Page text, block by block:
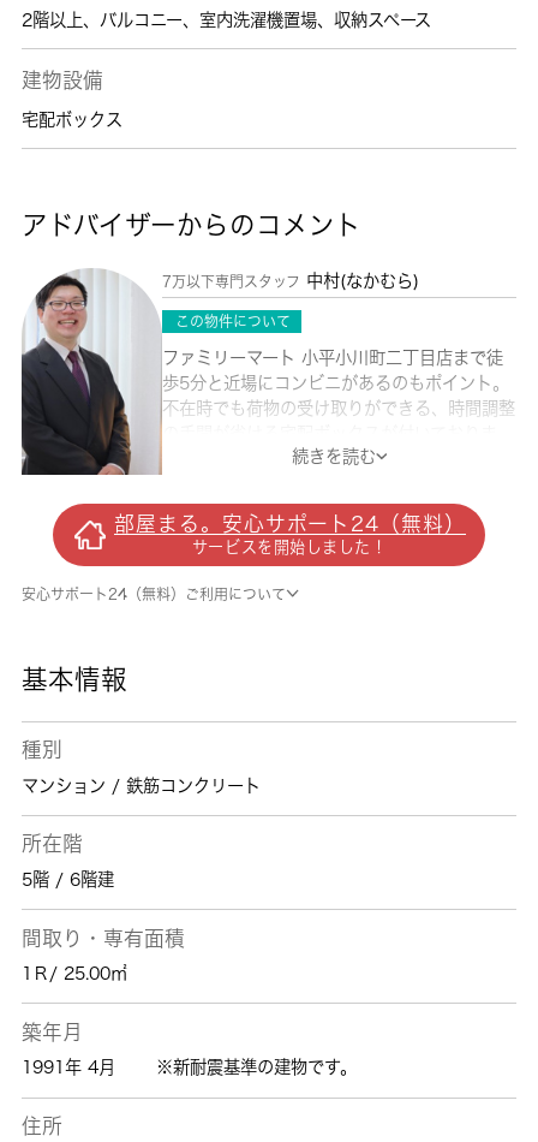
2階以上、 バルコニー、 室内洗濯機置場、 収納スペース
建物設備
宅配ボックス
アドバイザーからのコメント
7万以下専門スタッフ 中村(なかむら)
この物件について
ファミリーマート 小平小川町二丁目店まで徒
歩5分と近場にコンビニがあるのもポイント。
不在時でも荷物の受け取りができる、時間調整
す。収納はシューズボックス・クロゼットなど
です。マンションタイプのお部屋です。魅力も
多い賃貸物件はいかがでしょうか。フリーレン
トの条件が適用される利便性の高いお部屋とな
ります。小平市エリアでの新生活をご検討の方
続きを読む
部屋まる。安心サポート24（無料）
サービスを開始しました！
安心サポート24（無料）ご利用について
基本情報
種別
マンション / 鉄筋コンクリート
所在階
5階 / 6階建
間取り・専有面積
1Ｒ/ 25.00㎡
築年月
1991年 4月 ※新耐震基準の建物です。
住所